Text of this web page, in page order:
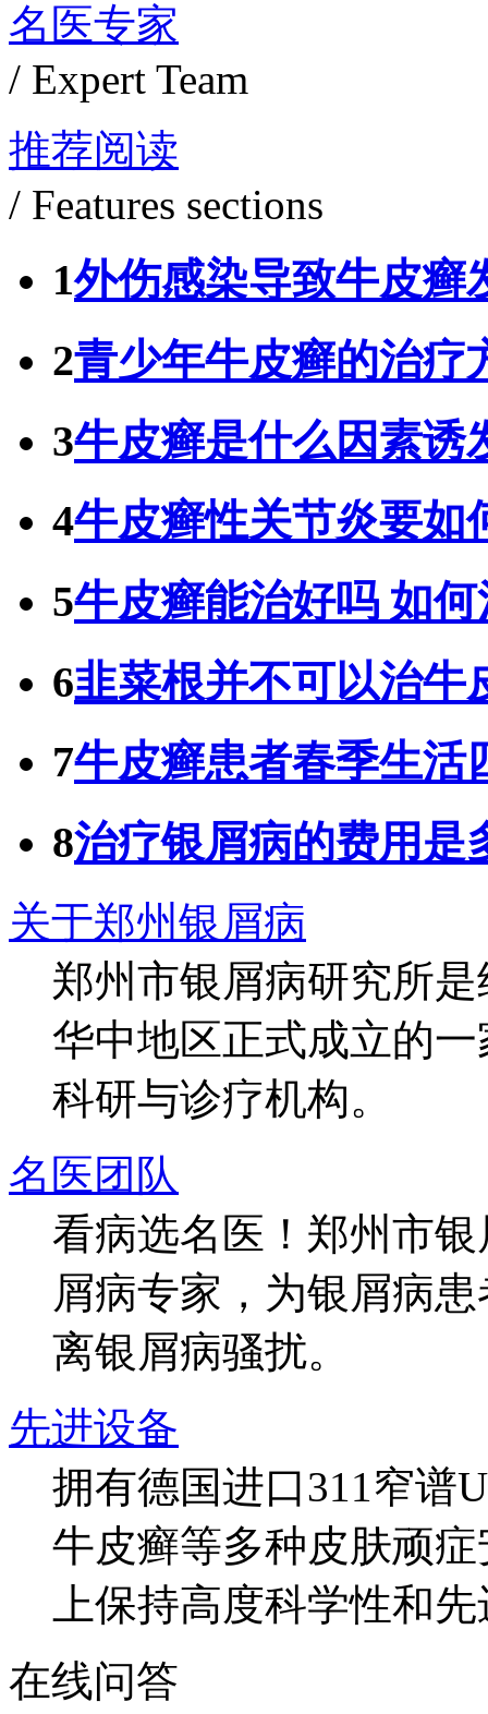
名医专家
/ Expert Team
推荐阅读
/ Features sections
1外伤感染导致牛皮癣
2青少年牛皮癣的治疗
3牛皮癣是什么因素诱
4牛皮癣性关节炎要如
5牛皮癣能治好吗 如
6韭菜根并不可以治牛
7牛皮癣患者春季生活
8治疗银屑病的费用是
关于郑州银屑病
郑州市银屑病研究所
华中地区正式成立的
科研与诊疗机构。
名医团队
看病选名医！郑州市
屑病专家，为银屑病
离银屑病骚扰。
先进设备
拥有德国进口311窄谱
牛皮癣等多种皮肤顽
上保持高度科学性和
在线问答